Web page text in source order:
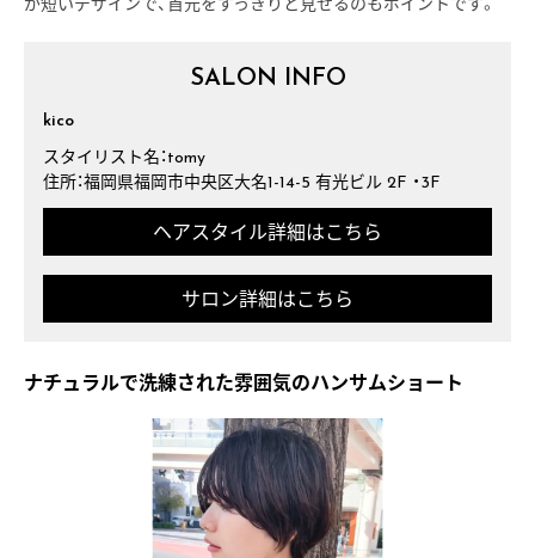
が短いデザインで、首元をすっきりと見せるのもポイントです。
SALON INFO
kico
スタイリスト名：tomy
住所：福岡県福岡市中央区大名1-14-5 有光ビル 2F ・3F
ヘアスタイル詳細はこちら
サロン詳細はこちら
ナチュラルで洗練された雰囲気のハンサムショート